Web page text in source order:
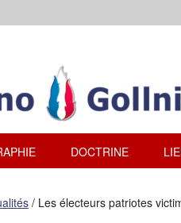
DOCTRINE
/ Les électeurs patriotes